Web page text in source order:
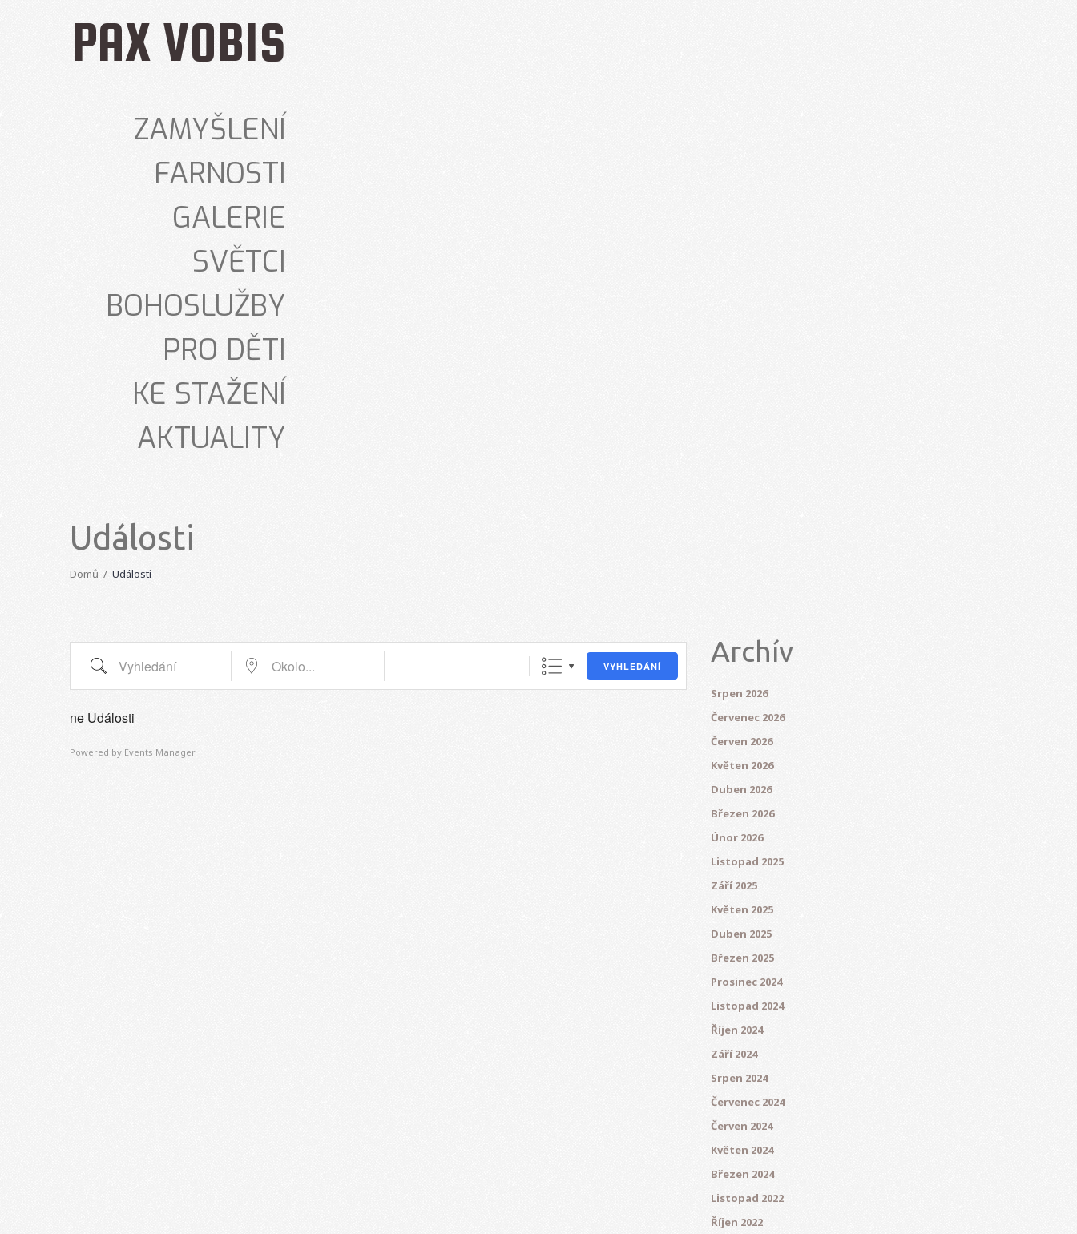
PAX VOBIS
ZAMYŠLENÍ
FARNOSTI
GALERIE
SVĚTCI
BOHOSLUŽBY
PRO DĚTI
KE STAŽENÍ
AKTUALITY
Události
Domů Události
Vyhledání
Okolo...
VYHLEDÁNÍ
ne Události
Powered by Events Manager
Archív
Srpen 2026
Červenec 2026
Červen 2026
Květen 2026
Duben 2026
Březen 2026
Únor 2026
Listopad 2025
Září 2025
Květen 2025
Duben 2025
Březen 2025
Prosinec 2024
Listopad 2024
Říjen 2024
Září 2024
Srpen 2024
Červenec 2024
Červen 2024
Květen 2024
Březen 2024
Listopad 2022
Říjen 2022